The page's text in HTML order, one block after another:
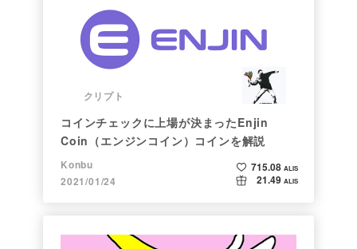
クリプト
コインチェックに上場が決まったEnjin
Coin（エンジンコイン）コインを解説
Konbu
2021/01/24
715.08 ALIS
21.49 ALIS